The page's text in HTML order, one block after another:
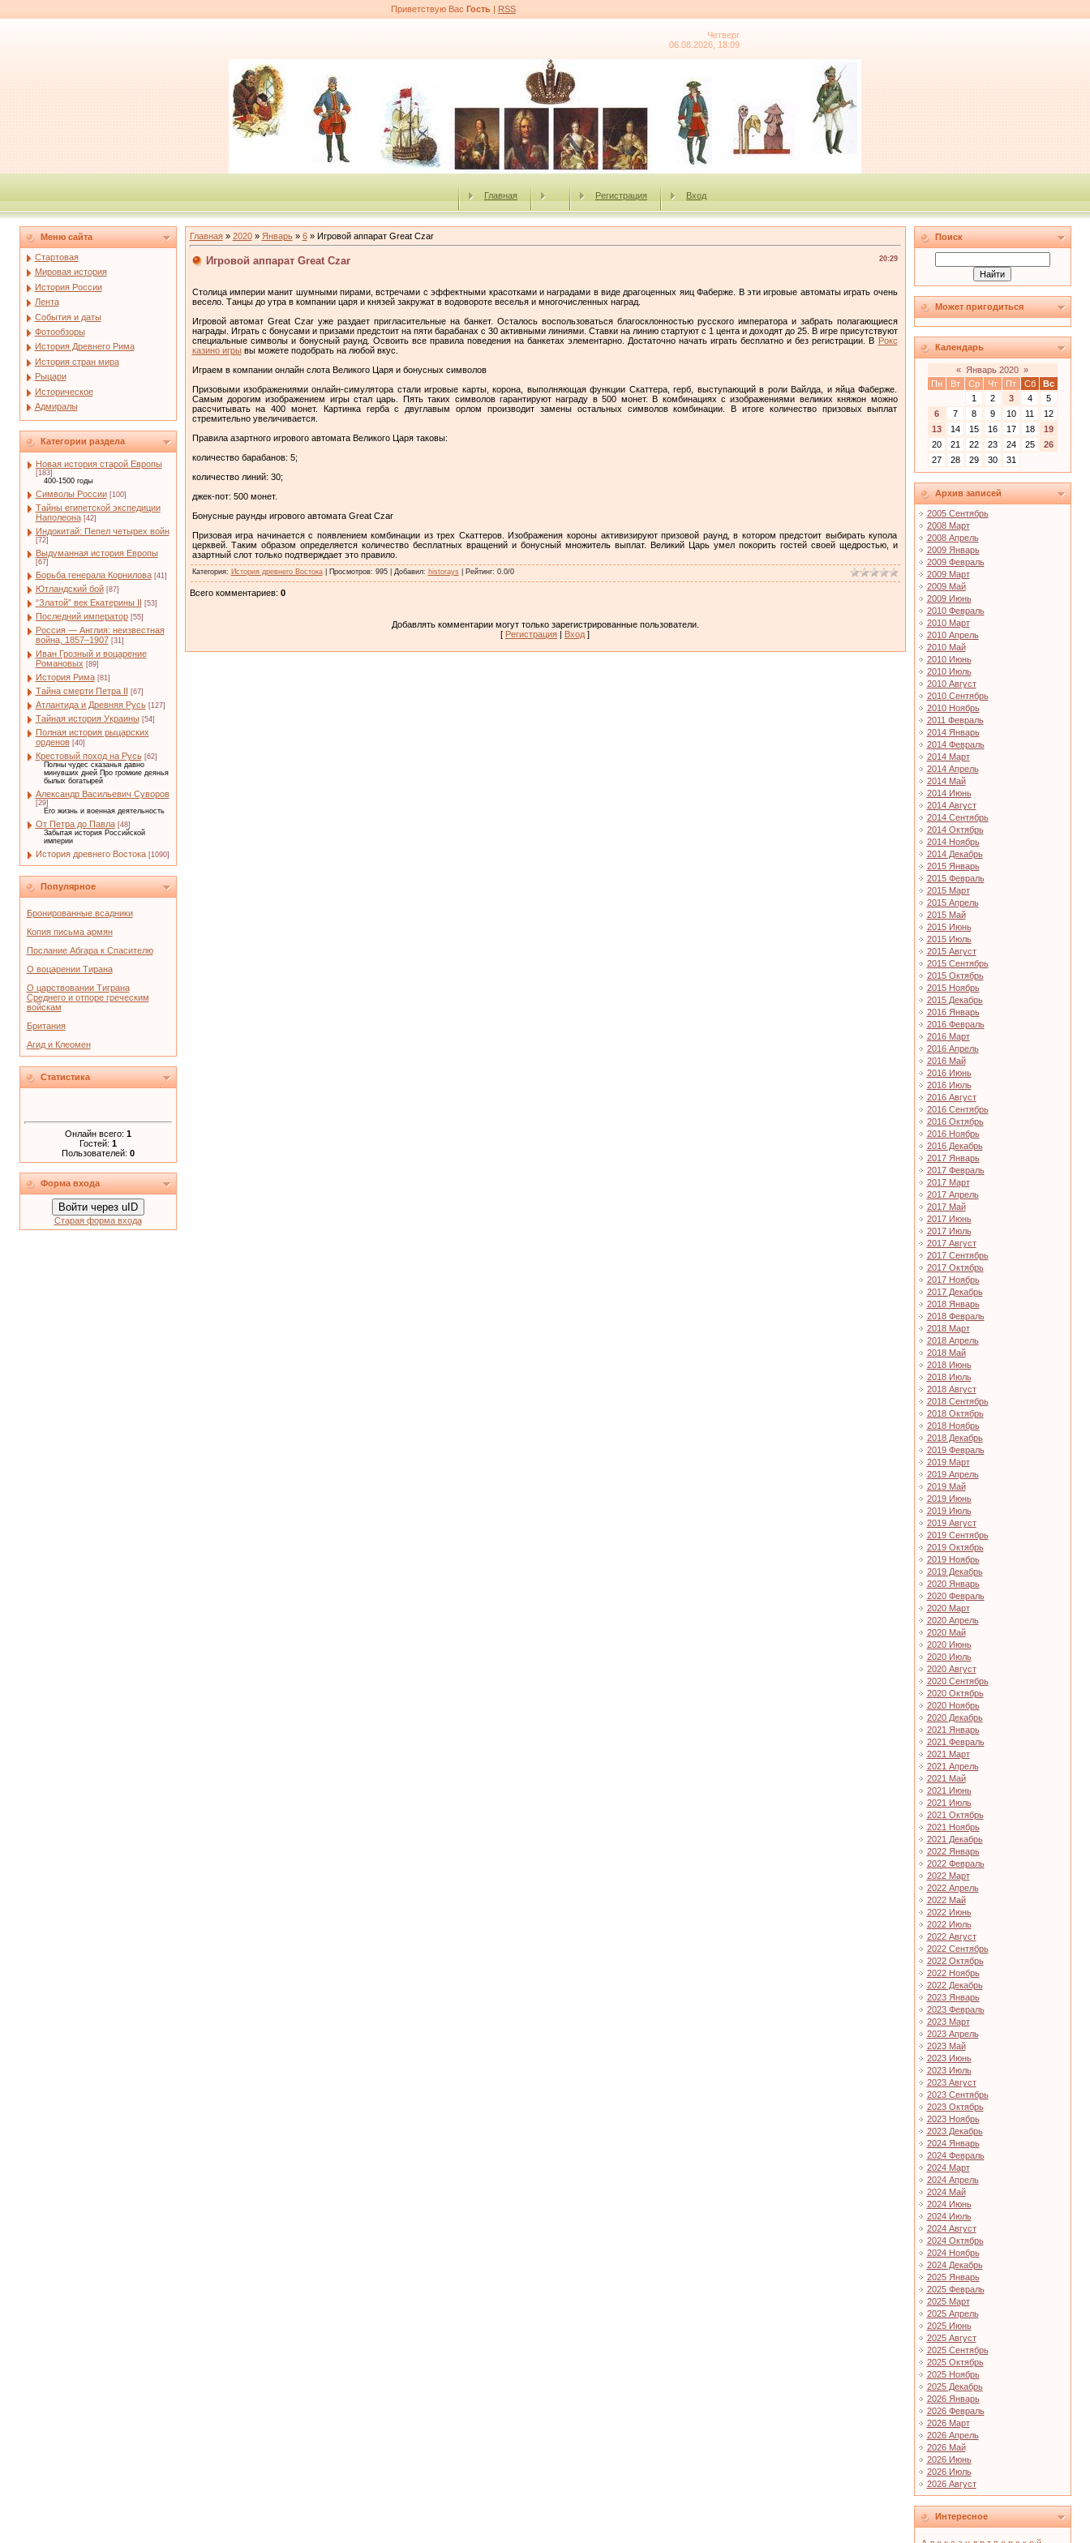
Приветствую Вас Гость | RSS
Четверг
06.08.2026, 18:09
Главная Регистрация Вход
Меню сайта
Стартовая
Мировая история
История России
Лента
События и даты
Фотообзоры
История Древнего Рима
История стран мира
Рыцари
Историческое
Адмиралы
Категории раздела
Новая история старой Европы
[183]
400-1500 годы
Символы России [100]
Тайны египетской экспедиции
Наполеона [42]
Индокитай: Пепел четырех войн
[72]
Выдуманная история Европы
[67]
Борьба генерала Корнилова [41]
Ютландский бой [87]
“Златой” век Екатерины II [53]
Последний император [55]
Россия — Англия: неизвестная
война, 1857–1907 [31]
Иван Грозный и воцарение
Романовых [89]
История Рима [81]
Тайна смерти Петра II [67]
Атлантида и Древняя Русь [127]
Тайная история Украины [54]
Полная история рыцарских
орденов [40]
Крестовый поход на Русь [62]
Полны чудес сказанья давно
минувших дней Про громкие деянья
былых богатырей
Александр Васильевич Суворов
[29]
Его жизнь и военная деятельность
От Петра до Павла [48]
Забытая история Российской
империи
История древнего Востока [1090]
Популярное
Бронированные всадники
Копия письма армян
Послание Абгара к Спасителю
О воцарении Тирана
О царствовании Тиграна
Среднего и отпоре греческим
войскам
Британия
Агид и Клеомен
Статистика
Онлайн всего: 1
Гостей: 1
Пользователей: 0
Форма входа
Войти через uID
Старая форма входа
Главная» 2020 » Январь » 6» Игровой аппарат Great Czar
20:29
Игровой аппарат Great Czar
Столица империи манит шумными пирами, встречами с эффектными красотками и наградами в виде драгоценных яиц Фаберже. В эти игровые автоматы играть очень
весело. Танцы до утра в компании царя и князей закружат в водовороте веселья и многочисленных наград.
Игровой автомат Great Czar уже раздает пригласительные на банкет. Осталось воспользоваться благосклонностью русского императора и забрать полагающиеся
награды. Играть с бонусами и призами предстоит на пяти барабанах с 30 активными линиями. Ставки на линию стартуют с 1 цента и доходят до 25. В игре присутствуют
специальные символы и бонусный раунд. Освоить все правила поведения на банкетах элементарно. Достаточно начать играть бесплатно и без регистрации. В Рокс
казино игрывы можете подобрать на любой вкус.
Играем в компании онлайн слота Великого Царя и бонусных символов
Призовыми изображениями онлайн-симулятора стали игровые карты, корона, выполняющая функции Скаттера, герб, выступающий в роли Вайлда, и яйца Фаберже.
Самым дорогим изображением игры стал царь. Пять таких символов гарантируют награду в 500 монет. В комбинациях с изображениями великих княжон можно
рассчитывать на 400 монет. Картинка герба с двуглавым орлом производит замены остальных символов комбинации. В итоге количество призовых выплат
стремительно увеличивается.
Правила азартного игрового автомата Великого Царя таковы:
количество барабанов: 5;
количество линий: 30;
джек-пот: 500 монет.
Бонусные раунды игрового автомата Great Czar
Призовая игра начинается с появлением комбинации из трех Скаттеров. Изображения короны активизируют призовой раунд, в котором предстоит выбирать купола
церквей. Таким образом определяется количество бесплатных вращений и бонусный множитель выплат. Великий Царь умел покорить гостей своей щедростью, и
азартный слот только подтверждает это правило.
Категория: История древнего Востока| Просмотров: 995| Добавил: historays Рейтинг: 0.0/0
Всего комментариев: 0
Добавлять комментарии могут только зарегистрированные пользователи.
[ Регистрация | Вход ]
Поиск
Может пригодиться
Календарь
« Январь 2020 »
Пн
Вт Ср Чт Пт Сб
Вс
1
2 3 4
5
6
7 8 9 10 11
12
13
14 15 16 17 18
19
20
21 22 23 24 25
26
27
28 29 30 31
Архив записей
2005 Сентябрь
2008 Март
2008 Апрель
2009 Январь
2009 Февраль
2009 Март
2009 Май
2009 Июнь
2010 Февраль
2010 Март
2010 Апрель
2010 Май
2010 Июнь
2010 Июль
2010 Август
2010 Сентябрь
2010 Ноябрь
2011 Февраль
2014 Январь
2014 Февраль
2014 Март
2014 Апрель
2014 Май
2014 Июнь
2014 Август
2014 Сентябрь
2014 Октябрь
2014 Ноябрь
2014 Декабрь
2015 Январь
2015 Февраль
2015 Март
2015 Апрель
2015 Май
2015 Июнь
2015 Июль
2015 Август
2015 Сентябрь
2015 Октябрь
2015 Ноябрь
2015 Декабрь
2016 Январь
2016 Февраль
2016 Март
2016 Апрель
2016 Май
2016 Июнь
2016 Июль
2016 Август
2016 Сентябрь
2016 Октябрь
2016 Ноябрь
2016 Декабрь
2017 Январь
2017 Февраль
2017 Март
2017 Апрель
2017 Май
2017 Июнь
2017 Июль
2017 Август
2017 Сентябрь
2017 Октябрь
2017 Ноябрь
2017 Декабрь
2018 Январь
2018 Февраль
2018 Март
2018 Апрель
2018 Май
2018 Июнь
2018 Июль
2018 Август
2018 Сентябрь
2018 Октябрь
2018 Ноябрь
2018 Декабрь
2019 Февраль
2019 Март
2019 Апрель
2019 Май
2019 Июнь
2019 Июль
2019 Август
2019 Сентябрь
2019 Октябрь
2019 Ноябрь
2019 Декабрь
2020 Январь
2020 Февраль
2020 Март
2020 Апрель
2020 Май
2020 Июнь
2020 Июль
2020 Август
2020 Сентябрь
2020 Октябрь
2020 Ноябрь
2020 Декабрь
2021 Январь
2021 Февраль
2021 Март
2021 Апрель
2021 Май
2021 Июнь
2021 Июль
2021 Октябрь
2021 Ноябрь
2021 Декабрь
2022 Январь
2022 Февраль
2022 Март
2022 Апрель
2022 Май
2022 Июнь
2022 Июль
2022 Август
2022 Сентябрь
2022 Октябрь
2022 Ноябрь
2022 Декабрь
2023 Январь
2023 Февраль
2023 Март
2023 Апрель
2023 Май
2023 Июнь
2023 Июль
2023 Август
2023 Сентябрь
2023 Октябрь
2023 Ноябрь
2023 Декабрь
2024 Январь
2024 Февраль
2024 Март
2024 Апрель
2024 Май
2024 Июнь
2024 Июль
2024 Август
2024 Октябрь
2024 Ноябрь
2024 Декабрь
2025 Январь
2025 Февраль
2025 Март
2025 Апрель
2025 Июнь
2025 Август
2025 Сентябрь
2025 Октябрь
2025 Ноябрь
2025 Декабрь
2026 Январь
2026 Февраль
2026 Март
2026 Апрель
2026 Май
2026 Июнь
2026 Июль
2026 Август
Интересное